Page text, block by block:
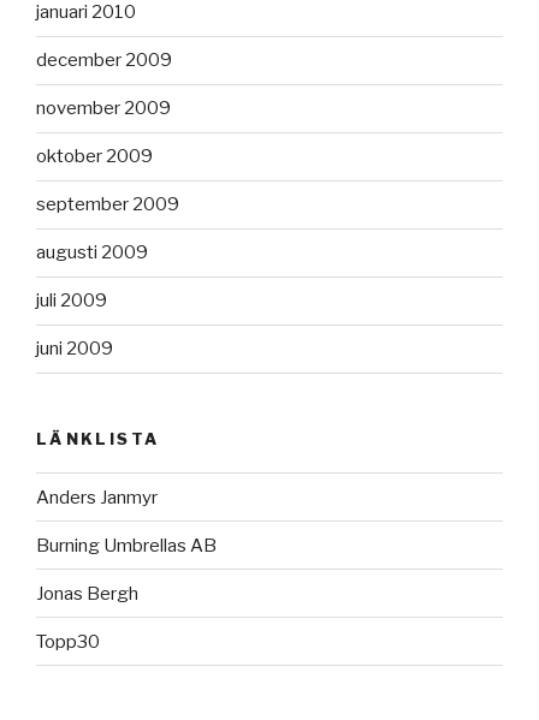
januari 2010
december 2009
november 2009
oktober 2009
september 2009
augusti 2009
juli 2009
juni 2009
LÄNKLISTA
Anders Janmyr
Burning Umbrellas AB
Jonas Bergh
Topp30